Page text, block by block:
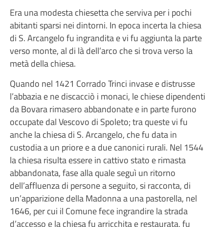
Era una modesta chiesetta che serviva per i pochi
abitanti sparsi nei dintorni. In epoca incerta la chiesa
di S. Arcangelo fu ingrandita e vi fu aggiunta la parte
verso monte, al di là dell’arco che si trova verso la
metà della chiesa.
Quando nel 1421 Corrado Trinci invase e distrusse
l’abbazia e ne discacciò i monaci, le chiese dipendenti
da Bovara rimasero abbandonate e in parte furono
occupate dal Vescovo di Spoleto; tra queste vi fu
anche la chiesa di S. Arcangelo, che fu data in
custodia a un priore e a due canonici rurali. Nel 1544
la chiesa risulta essere in cattivo stato e rimasta
abbandonata, fase alla quale seguì un ritorno
dell’affluenza di persone a seguito, si racconta, di
un’apparizione della Madonna a una pastorella, nel
1646, per cui il Comune fece ingrandire la strada
d’accesso e la chiesa fu arricchita e restaurata, fu